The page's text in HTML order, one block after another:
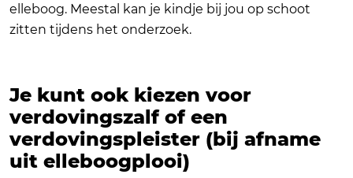
elleboog. Meestal kan je kindje bij jou op schoot
zitten tijdens het onderzoek.
Je kunt ook kiezen voor
verdovingszalf of een
verdovingspleister (bij afname
uit elleboogplooi)